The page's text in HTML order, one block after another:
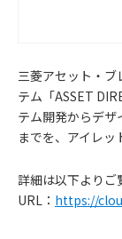
三菱アセット・ブ
テム「ASSET
テム開発からデ
までを、アイレッ
詳細は以下よりご
URL： https://